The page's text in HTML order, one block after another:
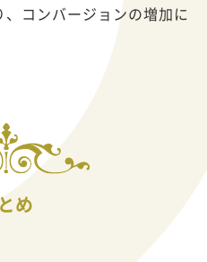
コンバージョンの増加に
め